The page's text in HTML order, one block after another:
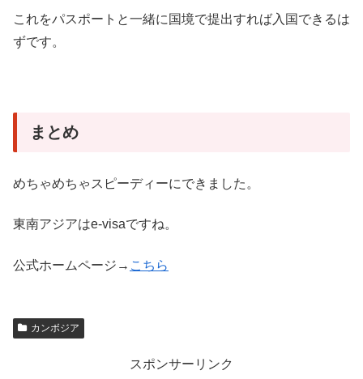
これをパスポートと一緒に国境で提出すれば入国できるは
ずです。
まとめ
めちゃめちゃスピーディーにできました。
東南アジアはe-visaですね。
公式ホームページ→ こちら
カンボジア
スポンサーリンク